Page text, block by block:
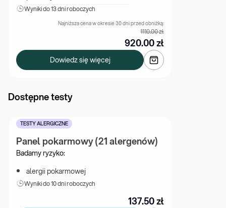
Wyniki do 13 dni roboczych
Najniższa cena w okresie 30 dni przed obniżką:
1110.00zł
920.00zł
Dowiedz się więcej
Dostępne testy
TESTY ALERGICZNE
Panel pokarmowy (21 alergenów)
Badamy ryzyko:
alergii pokarmowej
Wyniki do 10 dni roboczych
137.50zł